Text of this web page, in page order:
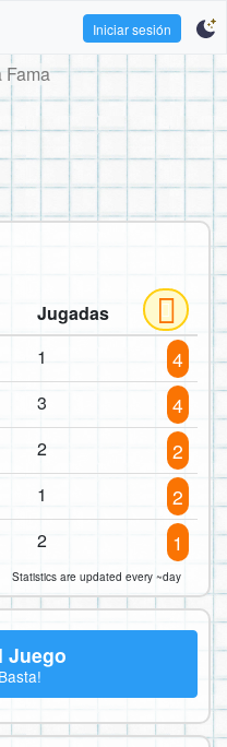
Iniciar sesión
Fama
Jugadas
1 4
3 4
2 2
1 2
2 1
Statistics are updated every ~day
Juego